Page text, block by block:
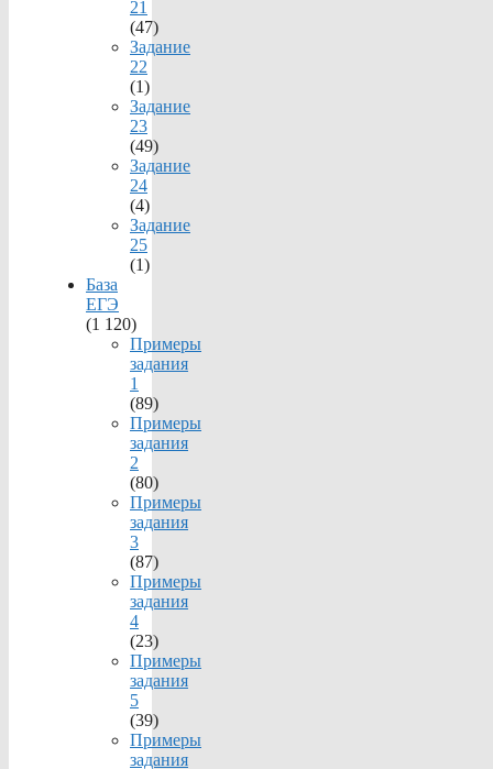
21
(47)
Задание
22
(1)
Задание
23
(49)
Задание
24
(4)
Задание
25
(1)
База
ЕГЭ
(1 120)
Примеры
задания
1
(89)
Примеры
задания
2
(80)
Примеры
задания
3
(87)
Примеры
задания
4
(23)
Примеры
задания
5
(39)
Примеры
задания